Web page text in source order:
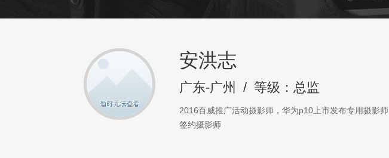
安洪志
广东-广州 / 等级：总监
2016百威推广活动摄影师，华为p10上市发布专用摄影
签约摄影师